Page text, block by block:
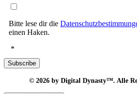
Bitte lese dir die
einen Haken.
*
Subscribe
© 2026 by Digital Dynasty™. Alle